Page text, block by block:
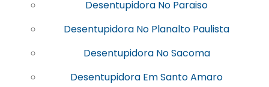
Desentupidora No Paraiso
Desentupidora No Planalto Paulista
Desentupidora No Sacoma
Desentupidora Em Santo Amaro